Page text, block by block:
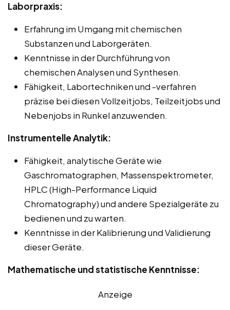
Laborpraxis:
Erfahrung im Umgang mit chemischen
Substanzen und Laborgeräten.
Kenntnisse in der Durchführung von
chemischen Analysen und Synthesen.
Fähigkeit, Labortechniken und -verfahren
präzise bei diesen Vollzeitjobs, Teilzeitjobs und
Nebenjobs in Runkel anzuwenden.
Instrumentelle Analytik:
Fähigkeit, analytische Geräte wie
Gaschromatographen, Massenspektrometer,
HPLC (High-Performance Liquid
Chromatography) und andere Spezialgeräte zu
bedienen und zu warten.
Kenntnisse in der Kalibrierung und Validierung
dieser Geräte.
Mathematische und statistische Kenntnisse:
Anzeige